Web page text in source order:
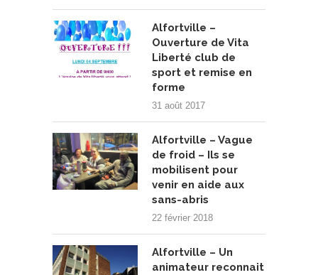
Alfortville –
Ouverture de Vita
Liberté club de
sport et remise en
forme
31 août 2017
Alfortville – Vague
de froid – Ils se
mobilisent pour
venir en aide aux
sans-abris
22 février 2018
Alfortville – Un
animateur reconnait